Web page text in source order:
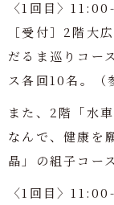
〈1回目〉
［受付］2階大
だるま巡りコー
ス各回10名。（
また、2階「水
なんで、健康を
晶」の組子コー
〈1回目〉